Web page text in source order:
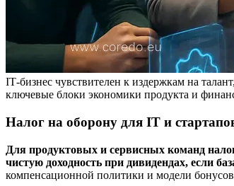
IT‑бизнес чувствителен к издержкам на
ключевые блоки экономики продукта и
Налог на оборону для IT и
Для продуктовых и сервисных команд
чистую доходность при дивидендах, если
компенсационной политики и модели